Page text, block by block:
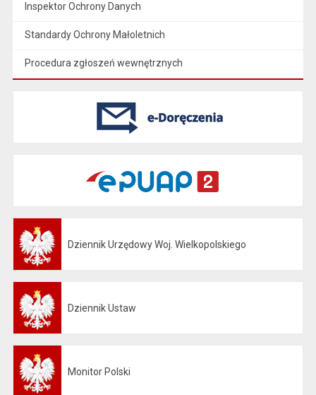
Inspektor Ochrony Danych
Standardy Ochrony Małoletnich
Procedura zgłoszeń wewnętrznych
Dziennik Urzędowy Woj. Wielkopolskiego
Dziennik Ustaw
Monitor Polski